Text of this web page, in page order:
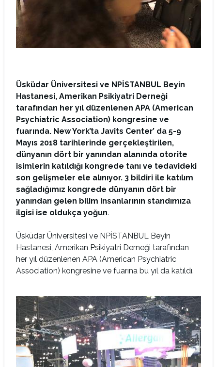
Üsküdar Üniversitesi ve NPİSTANBUL Beyin
Hastanesi, Amerikan Psikiyatri Derneği
tarafından her yıl düzenlenen APA (American
Psychiatric Association) kongresine ve
fuarında. New York’ta Javits Center’ da 5-9
Mayıs 2018 tarihlerinde gerçekleştirilen,
dünyanın dört bir yanından alanında otorite
isimlerin katıldığı kongrede tanı ve tedavideki
son gelişmeler ele alınıyor. 3 bildiri ile katılım
sağladığımız kongrede dünyanın dört bir
yanından gelen bilim insanlarının standımıza
ilgisi ise oldukça yoğun.
Üsküdar Üniversitesi ve NPİSTANBUL Beyin
Hastanesi, Amerikan Psikiyatri Derneği tarafından
her yıl düzenlenen APA (American Psychiatric
Association) kongresine ve fuarına bu yıl da katıldı.